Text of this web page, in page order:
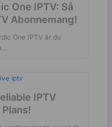
One IPTV: Så
Abonnemang!
One IPTV är du
IPTV